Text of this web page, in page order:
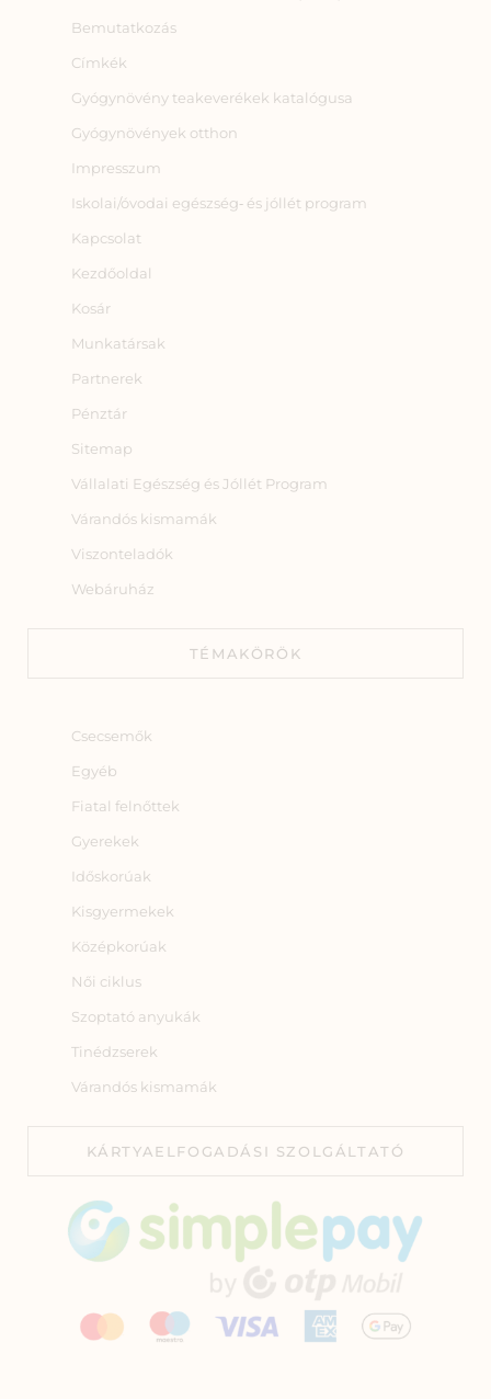
Bemutatkozás
Címkék
Gyógynövény teakeverékek katalógusa
Gyógynövények otthon
Impresszum
Iskolai/óvodai egészség‑ és jóllét program
Kapcsolat
Kezdőoldal
Kosár
Munkatársak
Partnerek
Pénztár
Sitemap
Vállalati Egészség és Jóllét Program
Várandós kismamák
Viszonteladók
Webáruház
TÉMAKÖRÖK
Csecsemők
Egyéb
Fiatal felnőttek
Gyerekek
Időskorúak
Kisgyermekek
Középkorúak
Női ciklus
Szoptató anyukák
Tinédzserek
Várandós kismamák
KÁRTYAELFOGADÁSI SZOLGÁLTATÓ